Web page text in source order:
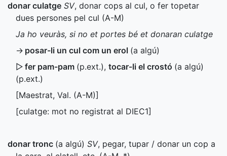
donar culatge SV, donar cops al cul, o fer topetar
dues persones pel cul (A-M)
Ja ho veuràs, si no et portes bé et donaran culatge
→ posar-li un cul com un erol (a algú)
▷ fer pam-pam (p.ext.), tocar-li el crostó (a algú)
(p.ext.)
[Maestrat, Val. (A-M)]
[culatge: mot no registrat al DIEC1]
donar tronc (a algú) SV, pegar, tupar / donar un cop a